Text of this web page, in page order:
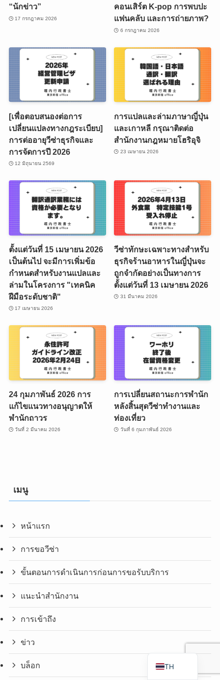
“นักข่าว”
17 กรกฎาคม 2026
คอนเสิร์ต K-pop การพบปะ
แฟนคลับ และการถ่ายภาพ?
6 กรกฎาคม 2026
[เพื่อตอบสนองต่อการ
เปลี่ยนแปลงทางกฎระเบียบ]
การต่ออายุวีซ่าธุรกิจและ
การจัดการปี 2026
12 มิถุนายน 2569
การแปลและล่ามภาษาญี่ปุ่น
และเกาหลี กรุณาติดต่อ
สำนักงานกฎหมายโฮริอุจิ
23 เมษายน 2026
ตั้งแต่วันที่ 15 เมษายน 2026
เป็นต้นไป จะมีการเพิ่มข้อ
กำหนดสำหรับงานแปลและ
ล่ามในโครงการ "เทคนิค
ฝีมือระดับชาติ"
17 เมษายน 2026
วีซ่าทักษะเฉพาะทางสำหรับ
ธุรกิจร้านอาหารในญี่ปุ่นจะ
ถูกจำกัดอย่างเป็นทางการ
ตั้งแต่วันที่ 13 เมษายน 2026
31 มีนาคม 2026
24 กุมภาพันธ์ 2026 การ
แก้ไขแนวทางอนุญาตให้
พำนักถาวร
วันที่ 2 มีนาคม 2026
การเปลี่ยนสถานะการพำนัก
หลังสิ้นสุดวีซ่าทำงานและ
ท่องเที่ยว
วันที่ 6 กุมภาพันธ์ 2026
เมนู
หน้าแรก
การขอวีซ่า
ขั้นตอนการดำเนินการก่อนการขอรับบริการ
แนะนำสำนักงาน
การเข้าถึง
ข่าว
บล็อก TH
DE
IT
PT
VI